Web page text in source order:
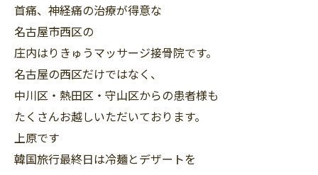
首痛、神経痛の治療が得意な
名古屋市西区の
庄内はりきゅうマッサージ接骨院です。
名古屋の西区だけではなく、
中川区・熱田区・守山区からの患者様も
たくさんお越しいただいております。
上原です
韓国旅行最終日は冷麺とデザートを